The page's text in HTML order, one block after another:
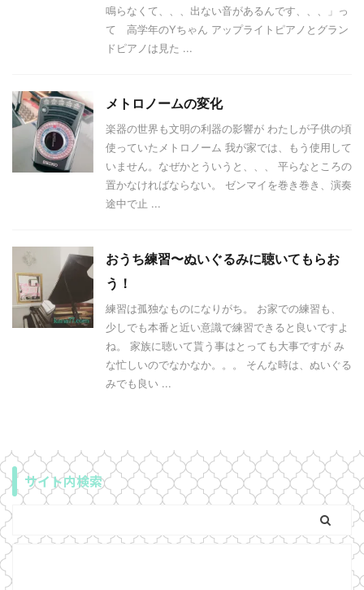
鳴らなくて、、、出ない音があるんです、、、」っ
て 高学年のYちゃん アップライトピアノとグラン
ドピアノは見た ...
メトロノームの変化
楽器の世界も文明の利器の影響が わたしが子供の頃
使っていたメトロノーム 我が家では、もう使用して
いません。なぜかとういうと、、、 平らなところの
置かなければならない。 ゼンマイを巻き巻き、演奏
途中で止 ...
おうち練習〜ぬいぐるみに聴いてもらお
う！
練習は孤独なものになりがち。 お家での練習も、
少しでも本番と近い意識で練習できると良いですよ
ね。 家族に聴いて貰う事はとっても大事ですが み
な忙しいのでなかなか。。。 そんな時は、ぬいぐる
みでも良い ...
サイト内検索